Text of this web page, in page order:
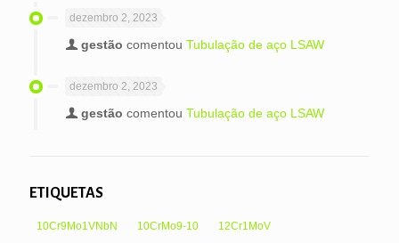
dezembro 2, 2023
gestão comentou Tubulação de aço LSAW
dezembro 2, 2023
gestão comentou Tubulação de aço LSAW
ETIQUETAS
10Cr9Mo1VNbN 10CrMo9-10 12Cr1MoV